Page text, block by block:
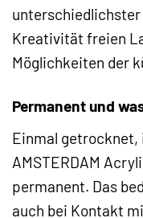
Kreativität freien
Möglichkeiten der
Permanent und
Einmal
AMSTERDAM
permanent. Das
auch bei Kontakt